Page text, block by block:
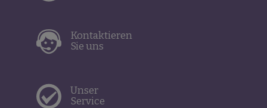
Kontaktieren
Sie uns
Unser
Service